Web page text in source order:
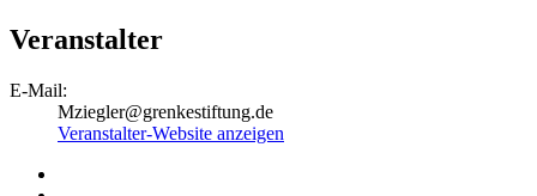
Veranstalter
E-Mail:
Mziegler@grenkestiftung.de
Veranstalter-Website anzeigen